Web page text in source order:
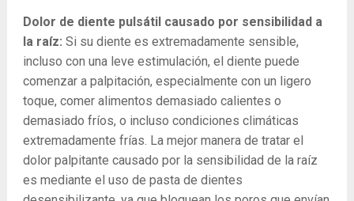
Dolor de diente pulsátil causado por sensibilidad a
la raíz: Si su diente es extremadamente sensible,
incluso con una leve estimulación, el diente puede
comenzar a palpitación, especialmente con un ligero
toque, comer alimentos demasiado calientes o
demasiado fríos, o incluso condiciones climáticas
extremadamente frías. La mejor manera de tratar el
dolor palpitante causado por la sensibilidad de la raíz
es mediante el uso de pasta de dientes